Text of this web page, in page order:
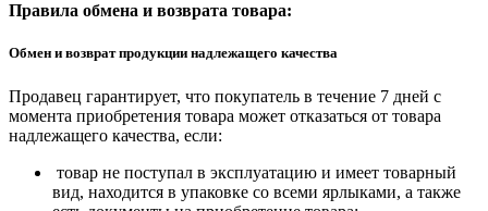
Правила обмена и возврата товара:
Обмен и возврат продукции надлежащего качества
Продавец гарантирует, что покупатель в течение 7 дней с
момента приобретения товара может отказаться от товара
надлежащего качества, если:
товар не поступал в эксплуатацию и имеет товарный
вид, находится в упаковке со всеми ярлыками, а также